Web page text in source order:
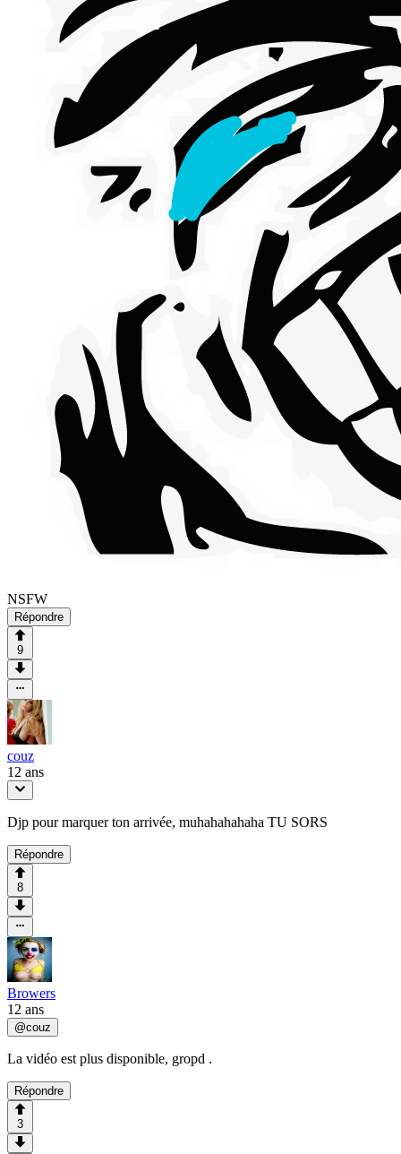
NSFW
Répondre
9
couz
12 ans
Djp pour marquer ton arrivée, muhahahahaha TU SORS
Répondre
8
Browers
12 ans
@couz
La vidéo est plus disponible, gropd .
Répondre
3